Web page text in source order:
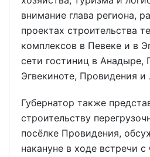
внимание глава региона,
проектах строительства
комплексов в Певеке и в
сети гостиниц в Анадыре,
Эгвекиноте, Провидения и
Губернатор также
строительству
посёлке Провидения,
накануне в ходе встречи с